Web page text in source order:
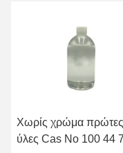
Χωρίς χρώμα πρώτες
ύλες Cas No 100 44 7